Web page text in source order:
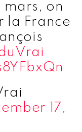
mars, on
la France
17,